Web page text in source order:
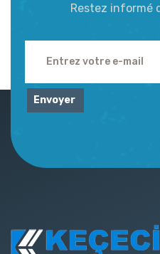
Restez informé
Envoyer